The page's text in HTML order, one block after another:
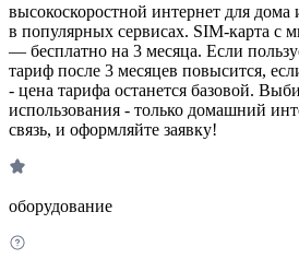
высокоскоростной интернет для
в популярных сервисах. SIM-карта с
— бесплатно на 3 месяца. Если
тариф после 3 месяцев повысится,
- цена тарифа останется базовой.
использования - только домашний
связь, и оформляйте заявку!
оборудование